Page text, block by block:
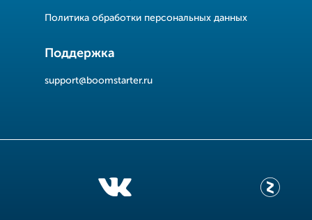
Политика обработки персональных данных
Поддержка
support@boomstarter.ru